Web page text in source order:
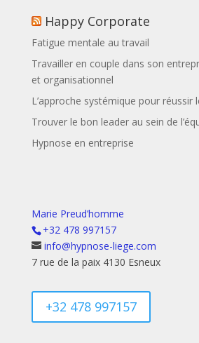
Happy Corporate
Fatigue mentale au travail
Travailler en couple dans son
et organisationnel
L’approche systémique pour réussir
Trouver le bon leader au sein de
Hypnose en entreprise
Marie Preud’homme
+32 478 997157
info@hypnose-liege.com
7 rue de la paix 4130 Esneux
+32 478 997157